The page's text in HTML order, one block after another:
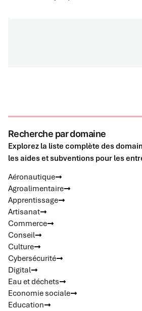
Recherche par domaine
Explorez la liste complète des
les aides et subventions pour les
Aéronautique
Agroalimentaire
Apprentissage
Artisanat
Commerce
Conseil
Culture
Cybersécurité
Digital
Eau et déchets
Economie sociale
Education